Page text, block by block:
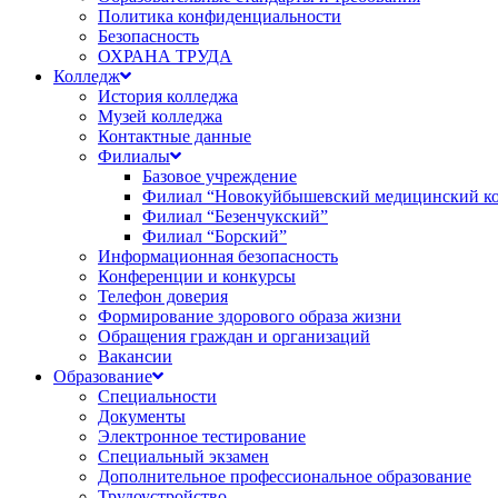
Политика конфиденциальности
Безопасность
ОХРАНА ТРУДА
Колледж
История колледжа
Музей колледжа
Контактные данные
Филиалы
Базовое учреждение
Филиал “Новокуйбышевский медицинский
Филиал “Безенчукский”
Филиал “Борский”
Информационная безопасность
Конференции и конкурсы
Телефон доверия
Формирование здорового образа жизни
Обращения граждан и организаций
Вакансии
Образование
Специальности
Документы
Электронное тестирование
Специальный экзамен
Дополнительное профессиональное образование